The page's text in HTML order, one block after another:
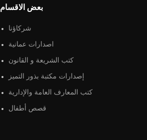
بعض الاقسام
شركاؤنا
اصدارات عمانية
كتب الشريعة و القانون
إصدارات مكتبة بذور التميز
كتب المعارف العامة والإدارية
قصص أطفال